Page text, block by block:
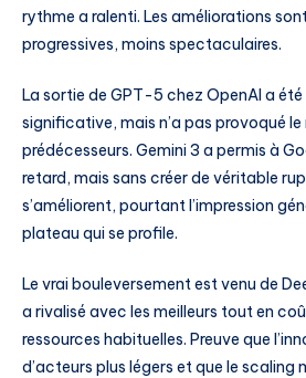
rythme a ralenti. Les améliorations
progressives, moins spectaculaires.
La sortie de GPT-5 chez OpenAI a
significative, mais n’a pas provoqué le
prédécesseurs. Gemini 3 a permis à
retard, mais sans créer de véritable
s’améliorent, pourtant l’impression
plateau qui se profile.
Le vrai bouleversement est venu de
a rivalisé avec les meilleurs tout en
ressources habituelles. Preuve que
d’acteurs plus légers et que le scaling